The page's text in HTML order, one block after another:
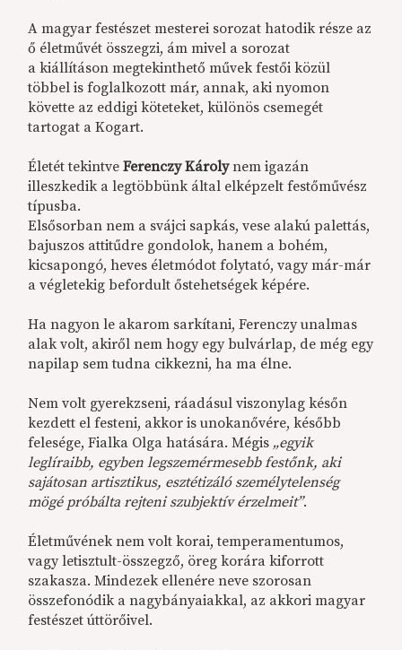
A magyar festészet mesterei sorozat hatodik része az
ő életművét összegzi, ám mivel a sorozat
a kiállításon megtekinthető művek festői közül
többel is foglalkozott már, annak, aki nyomon
követte az eddigi köteteket, különös csemegét
tartogat a Kogart.
Életét tekintveFerenczy Károlynem igazán
illeszkedik a legtöbbünk által elképzelt festőművész
típusba.
Elsősorban nem a svájci sapkás, vese alakú palettás,
bajuszos attitűdre gondolok, hanem a bohém,
kicsapongó, heves életmódot folytató, vagy már-már
a végletekig befordult őstehetségek képére.
Ha nagyon le akarom sarkítani, Ferenczy unalmas
alak volt, akiről nem hogy egy bulvárlap, de még egy
napilap sem tudna cikkezni, ha ma élne.
Nem volt gyerekzseni, ráadásul viszonylag későn
kezdett el festeni, akkor is unokanővére, később
felesége, Fialka Olga hatására. Mégis „egyik
leglíraibb, egyben legszemérmesebb festőnk, aki
sajátosan artisztikus, esztétizáló személytelenség
mögé próbálta rejteni szubjektív érzelmeit”.
Életművének nem volt korai, temperamentumos,
vagy letisztult-összegző, öreg korára kiforrott
szakasza. Mindezek ellenére neve szorosan
összefonódik a nagybányaiakkal, az akkori magyar
festészet úttörőivel.